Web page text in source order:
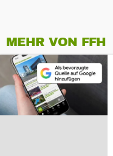
MEHR VON FFH